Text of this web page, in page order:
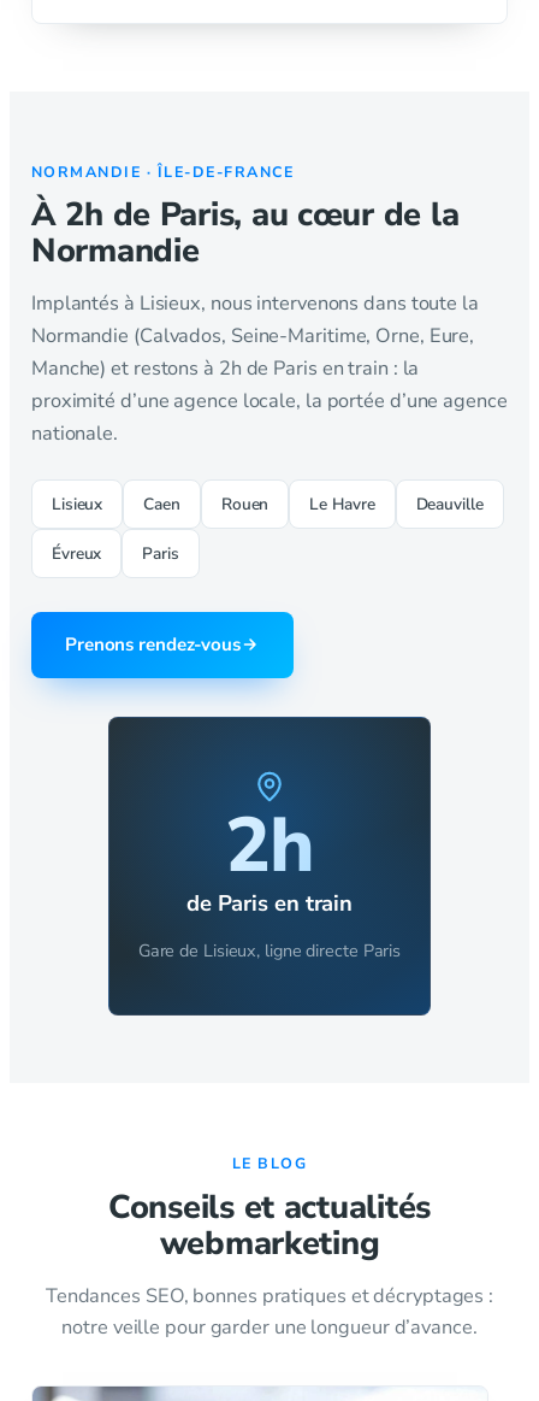
NORMANDIE · ÎLE-DE-FRANCE
À 2h de Paris, au cœur de la
Normandie
Implantés à Lisieux, nous intervenons dans toute la
Normandie (Calvados, Seine-Maritime, Orne, Eure,
Manche) et restons à 2h de Paris en train : la
proximité d’une agence locale, la portée d’une agence
nationale.
Lisieux Caen Rouen Le Havre Deauville
Évreux Paris
Prenons rendez-vous
2h
de Paris en train
Gare de Lisieux, ligne directe Paris
LE BLOG
Conseils et actualités
webmarketing
Tendances SEO, bonnes pratiques et décryptages :
notre veille pour garder une longueur d’avance.